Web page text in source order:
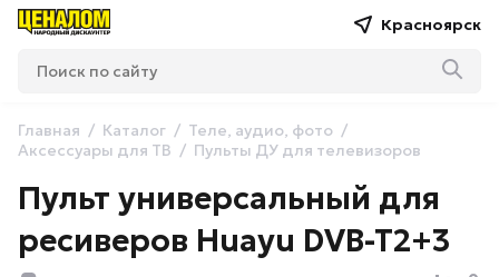
Красноярск
Главная Каталог
Теле, аудио, фото
Аксессуары для ТВ
Пульты ДУ для телевизоров
Пульт универсальный для
ресиверов Huayu DVB-T2+3